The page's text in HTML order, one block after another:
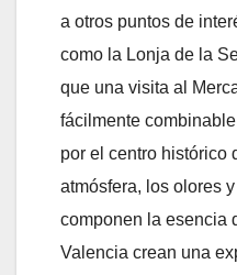
a otros puntos de
como la Lonja de la
que una visita al
fácilmente
por el centro histórico
atmósfera, los olores
componen la esencia
Valencia crean una